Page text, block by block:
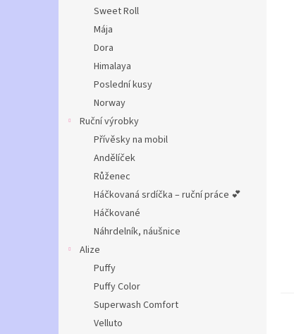
Sweet Roll
Mája
Dora
Himalaya
Poslední kusy
Norway
Ruční výrobky
Přívěsky na mobil
Andělíček
Růženec
Háčkovaná srdíčka – ruční práce 💕
Háčkované
Náhrdelník, náušnice
Alize
Puffy
Puffy Color
Superwash Comfort
Velluto